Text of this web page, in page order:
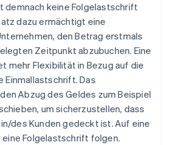
demnach keine Folgelastschrift
dazu ermächtigt eine
den Betrag erstmals
Zeitpunkt abzubuchen. Eine
mehr Flexibilität in Bezug auf die
Einmallastschrift. Das
Abzug des Geldes zum Beispiel
um sicherzustellen, dass
des Kunden gedeckt ist. Auf eine
Folgelastschrift folgen.